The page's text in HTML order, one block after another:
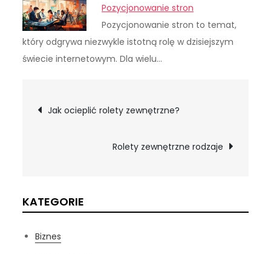
Pozycjonowanie stron
Pozycjonowanie stron to temat,
który odgrywa niezwykle istotną rolę w dzisiejszym
świecie internetowym. Dla wielu…
Nawigacja
Jak ocieplić rolety zewnętrzne?
Rolety zewnętrzne rodzaje
KATEGORIE
Biznes